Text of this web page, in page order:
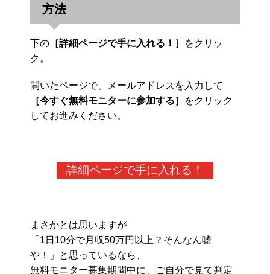
方法
下の ［詳細ページで手に入れる！］
をクリッ
ク。
開いたページで、メールアドレスを入力して
［今すぐ無料モニターに参加する］
をクリック
してお進みください。
詳細ページで手に入れる！
まさかとは思いますが
「1日10分で月収50万円以上？そんなん嘘
や！」と思っているなら、
無料モニター募集期間中に、ご自分で見て判定